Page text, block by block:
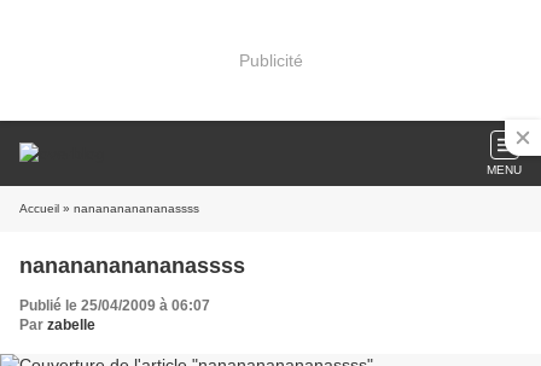
Publicité
MENU
Accueil » nananananananassss
nananananananassss
Publié le 25/04/2009 à 06:07
Par zabelle